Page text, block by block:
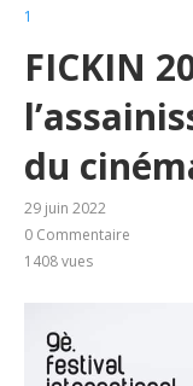
1
FICKIN
du
29 juin 2022
0 Commentaire
1408vues